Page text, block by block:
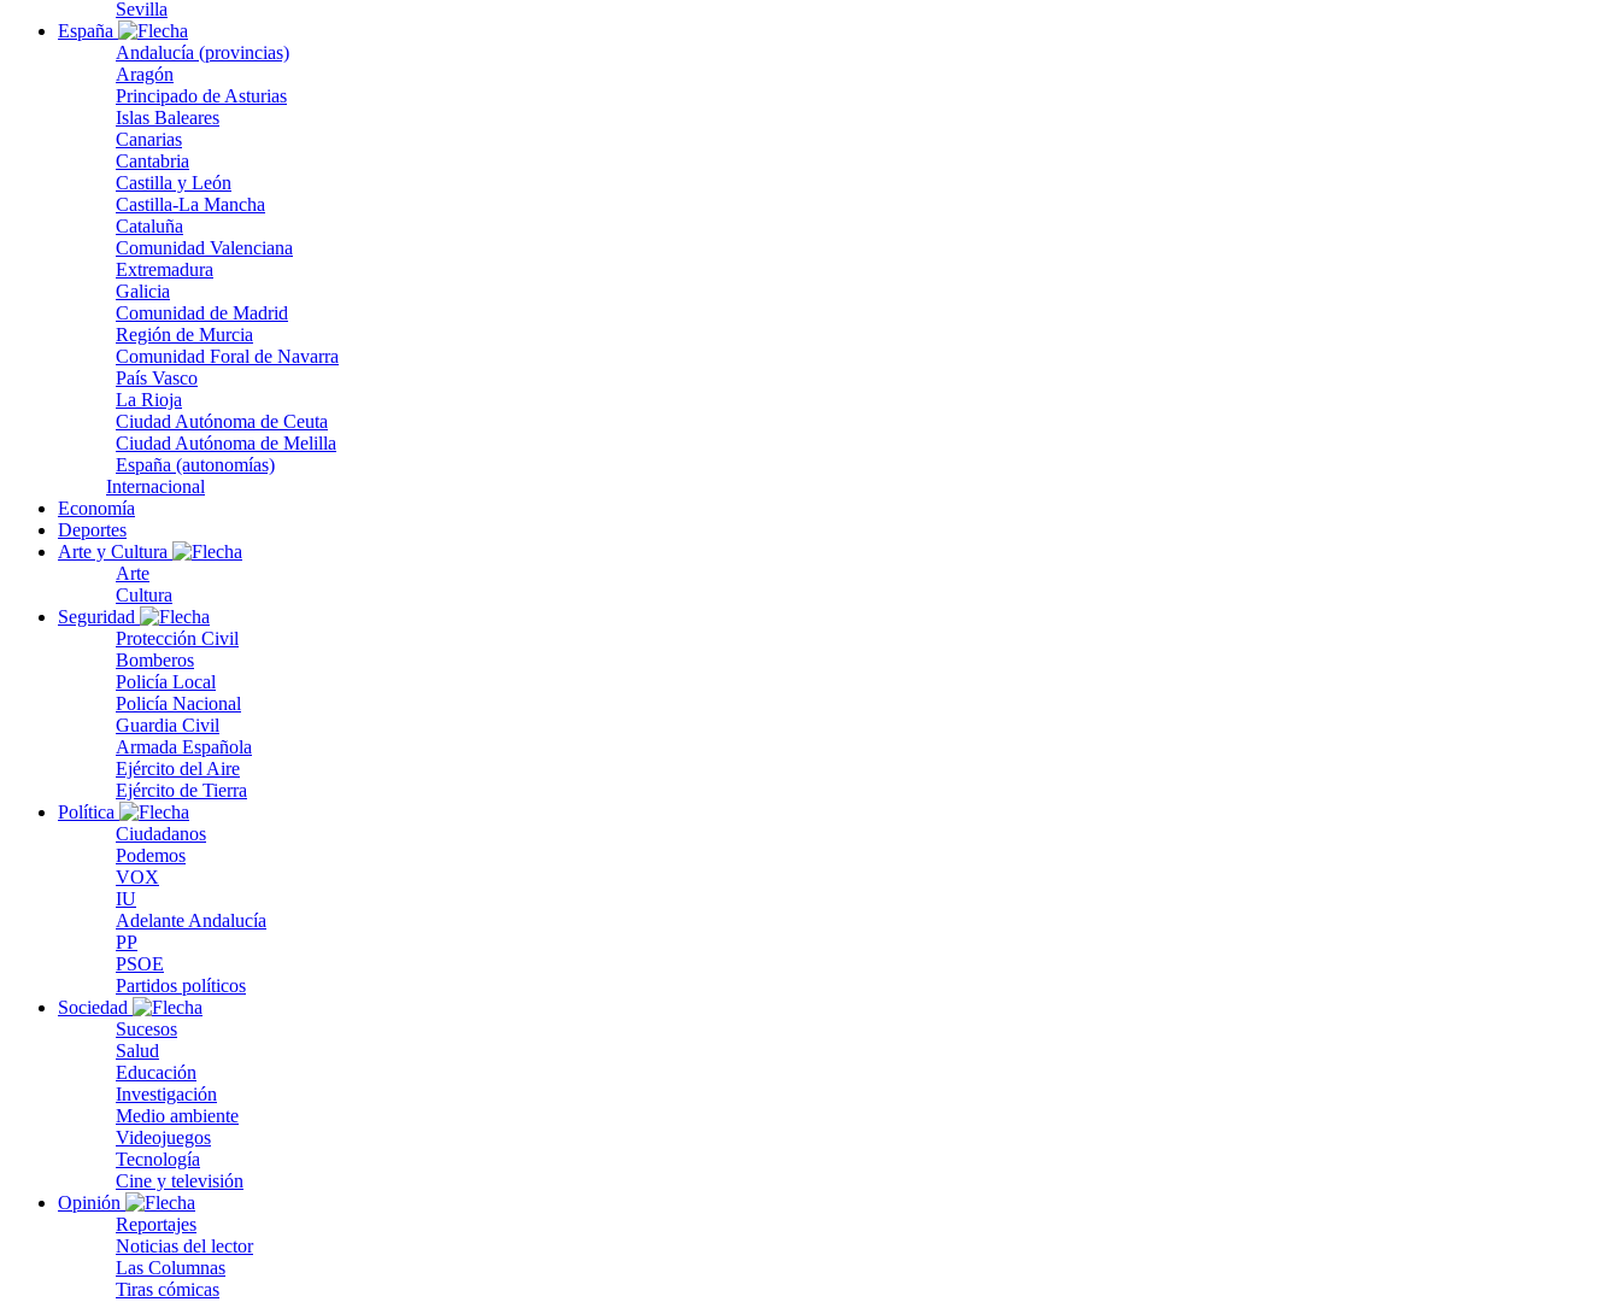
Sevilla
España
Andalucía (provincias)
Aragón
Principado de Asturias
Islas Baleares
Canarias
Cantabria
Castilla y León
Castilla-La Mancha
Cataluña
Comunidad Valenciana
Extremadura
Galicia
Comunidad de Madrid
Región de Murcia
Comunidad Foral de Navarra
País Vasco
La Rioja
Ciudad Autónoma de Ceuta
Ciudad Autónoma de Melilla
España (autonomías)
Internacional
Economía
Deportes
Arte y Cultura
Arte
Cultura
Seguridad
Protección Civil
Bomberos
Policía Local
Policía Nacional
Guardia Civil
Armada Española
Ejército del Aire
Ejército de Tierra
Política
Ciudadanos
Podemos
VOX
IU
Adelante Andalucía
PP
PSOE
Partidos políticos
Sociedad
Sucesos
Salud
Educación
Investigación
Medio ambiente
Videojuegos
Tecnología
Cine y televisión
Opinión
Reportajes
Noticias del lector
Las Columnas
Tiras cómicas